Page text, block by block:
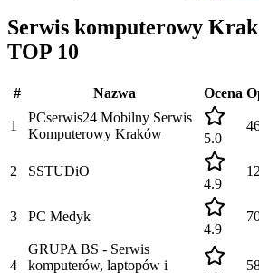
Serwis komputerowy
TOP 10
# Nazwa Ocena
1
PCserwis24 Mobilny Serwis
Komputerowy Kraków
5.0
2
SSTUDiO
4.9
3
PC Medyk
4.9
4
GRUPA BS - Serwis
komputerów, laptopów i